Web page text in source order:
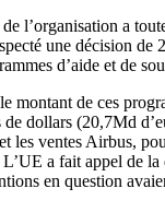
l’organisation a
une décision de
d’aide et de
montant de ces
dollars (20,7Md
les ventes Airbus,
a fait appel de la
en question